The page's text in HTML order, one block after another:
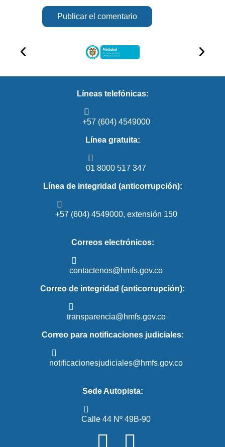
Líneas telefónicas:
+57 (604) 4549000
Línea gratuita:
01 8000 517 347
Línea de integridad (anticorrupción):
+57 (604) 4549000, extensión 150
Correos electrónicos:
contactenos@hmfs.gov.co
Correo de integridad (anticorrupción):
transparencia@hmfs.gov.co
Correo para notificaciones judiciales:
notificacionesjudiciales@hmfs.gov.co
Sede Autopista:
Calle 44 Nº 49B-90